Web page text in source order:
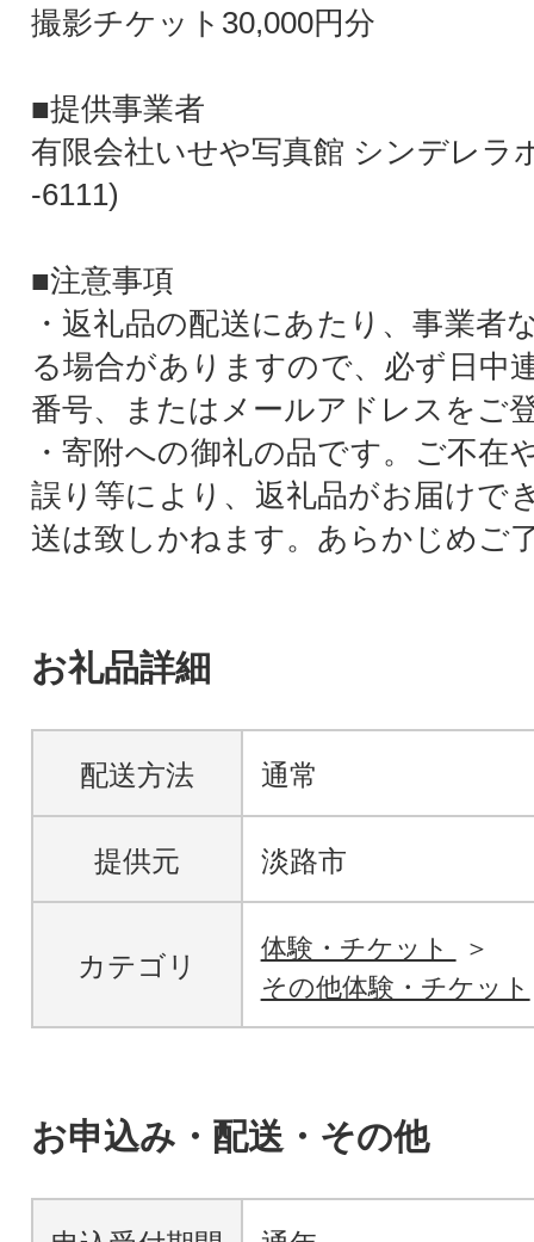
撮影チケット30,000円分
■提供事業者
有限会社いせや写真館 シンデレラ
-6111)
■注意事項
・返礼品の配送にあたり、事業者
る場合がありますので、必ず日中
番号、またはメールアドレスをご
・寄附への御礼の品です。ご不在
誤り等により、返礼品がお届けで
送は致しかねます。あらかじめご
お礼品詳細
配送方法 通常
提供元 淡路市
カテゴリ
体験・チケット
その他体験・チケット
お申込み・配送・その他